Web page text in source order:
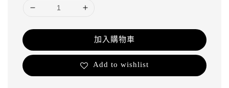
加入購物車
Add to wishlist